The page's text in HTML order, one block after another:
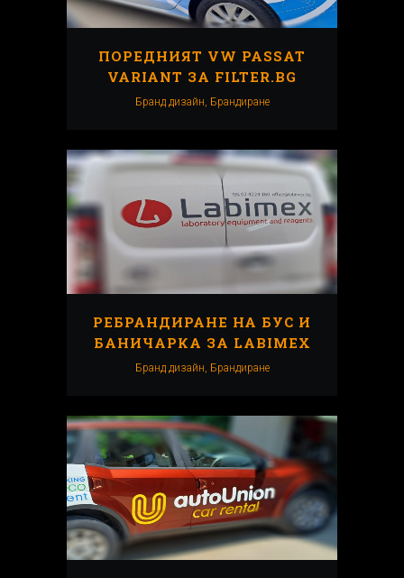
ПОРЕДНИЯТ VW PASSAT
VARIANT ЗА FILTER.BG
Бранд дизайн, Брандиранe
РЕБРАНДИРАНЕ НА БУС И
БАНИЧАРКА ЗА LABIMEX
Бранд дизайн, Брандиранe